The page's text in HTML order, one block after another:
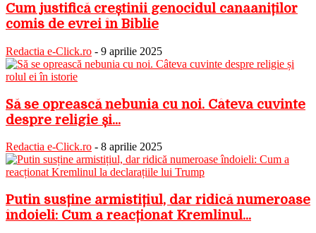
Cum justifică creștinii genocidul canaaniților
comis de evrei în Biblie
Redactia e-Click.ro - 9 aprilie 2025
Să se oprească nebunia cu noi. Câteva cuvinte
despre religie și...
Redactia e-Click.ro - 8 aprilie 2025
Putin susține armistițiul, dar ridică numeroase
îndoieli: Cum a reacționat Kremlinul...